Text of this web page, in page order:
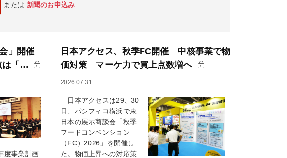
または 新聞のお申込み
会」開催
は「…
度事業計画
日本アクセス、秋季FC開催 中核事業で物
価対策 マーケ力で買上点数増へ
2026.07.31
日本アクセスは29、30
日、パシフィコ横浜で東
日本の展示商談会「秋季
フードコンベンション
（FC）2026」を開催し
た。物価上昇への対応策